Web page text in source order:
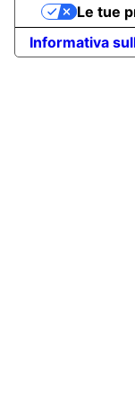
Informativa
Le tue